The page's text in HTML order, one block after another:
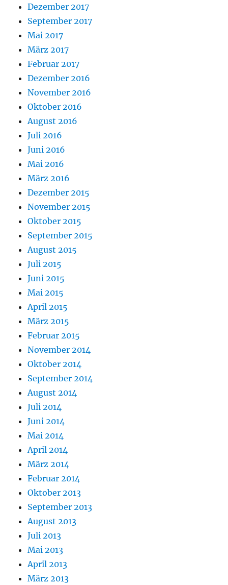
Dezember 2017
September 2017
Mai 2017
März 2017
Februar 2017
Dezember 2016
November 2016
Oktober 2016
August 2016
Juli 2016
Juni 2016
Mai 2016
März 2016
Dezember 2015
November 2015
Oktober 2015
September 2015
August 2015
Juli 2015
Juni 2015
Mai 2015
April 2015
März 2015
Februar 2015
November 2014
Oktober 2014
September 2014
August 2014
Juli 2014
Juni 2014
Mai 2014
April 2014
März 2014
Februar 2014
Oktober 2013
September 2013
August 2013
Juli 2013
Mai 2013
April 2013
März 2013